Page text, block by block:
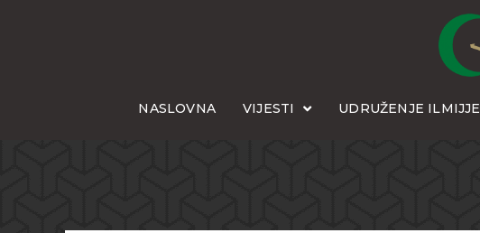
NASLOVNA VIJESTI UDRUŽENJE ILMIJJE